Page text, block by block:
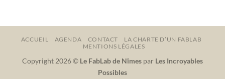
ACCUEIL AGENDA CONTACT
LA CHARTE D’UN FABLAB
MENTIONS LÉGALES
Copyright 2026 © Le FabLab de Nîmes par Les Incroyables
Possibles